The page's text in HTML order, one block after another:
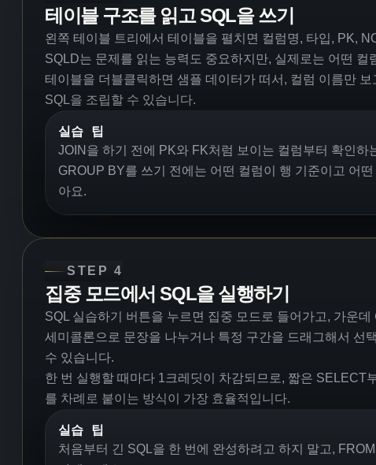
테이블 구조를 읽고 SQL을 쓰기
왼쪽 테이블 트리에서 테이블을 펼치면 컬럼명, 타입, PK,
SQLD는 문제를 읽는 능력도 중요하지만, 실제로는 어떤
테이블을 더블클릭하면 샘플 데이터가 떠서, 컬럼 이름만
SQL을 조립할 수 있습니다.
실습 팁
JOIN을 하기 전에 PK와 FK처럼 보이는 컬럼부터 확인
GROUP BY를 쓰기 전에는 어떤 컬럼이 행 기준이고 어
아요.
STEP 4
집중 모드에서 SQL을 실행하기
SQL 실습하기 버튼을 누르면 집중 모드로 들어가고, 가운
세미콜론으로 문장을 나누거나 특정 구간을 드래그해서
수 있습니다.
한 번 실행할 때마다 1크레딧이 차감되므로, 짧은 SELECT
를 차례로 붙이는 방식이 가장 효율적입니다.
실습 팁
처음부터 긴 SQL을 한 번에 완성하려고 하지 말고,